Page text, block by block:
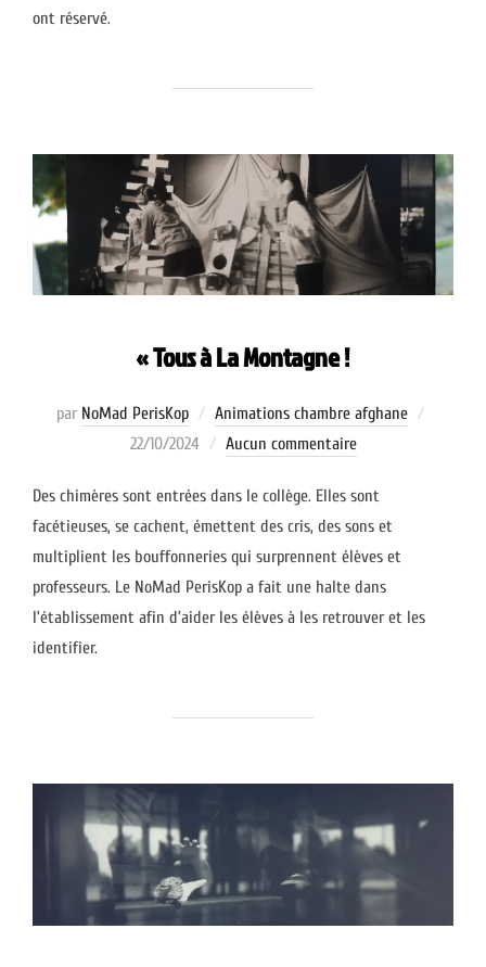
ont réservé.
« Tous à La Montagne !
par NoMad PerisKop Animations chambre afghane
22/10/2024 Aucun commentaire
Des chimères sont entrées dans le collège. Elles sont
facétieuses, se cachent, émettent des cris, des sons et
multiplient les bouffonneries qui surprennent élèves et
professeurs. Le NoMad PerisKop a fait une halte dans
l’établissement afin d’aider les élèves à les retrouver et les
identifier.